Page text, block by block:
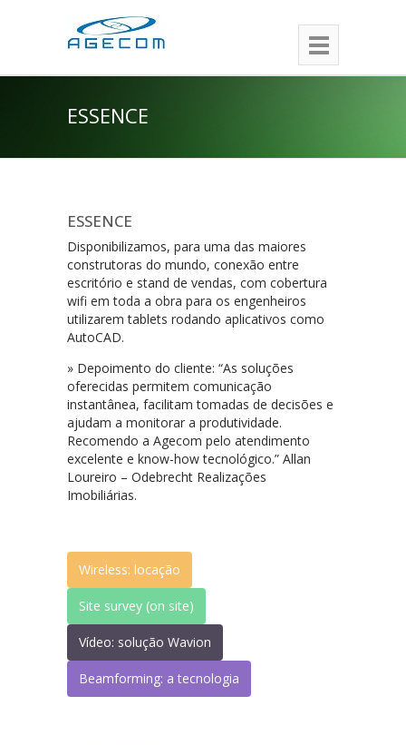
ESSENCE
ESSENCE
Disponibilizamos, para uma das maiores
construtoras do mundo, conexão entre
escritório e stand de vendas, com cobertura
wifi em toda a obra para os engenheiros
utilizarem tablets rodando aplicativos como
AutoCAD.
» Depoimento do cliente: “As soluções
oferecidas permitem comunicação
instantânea, facilitam tomadas de decisões e
ajudam a monitorar a produtividade.
Recomendo a Agecom pelo atendimento
excelente e know-how tecnológico.” Allan
Loureiro – Odebrecht Realizações
Imobiliárias.
Wireless: locação
Site survey (on site)
Vídeo: solução Wavion
Beamforming: a tecnologia